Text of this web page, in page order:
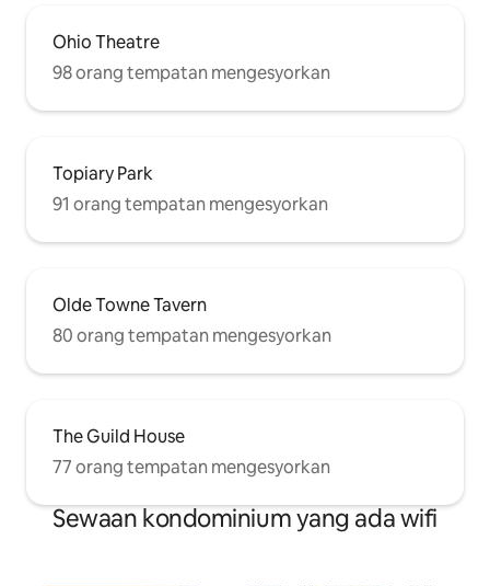
Ohio Theatre
98 orang tempatan mengesyorkan
Topiary Park
91 orang tempatan mengesyorkan
Olde Towne Tavern
80 orang tempatan mengesyorkan
The Guild House
77 orang tempatan mengesyorkan
Sewaan kondominium yang ada wifi